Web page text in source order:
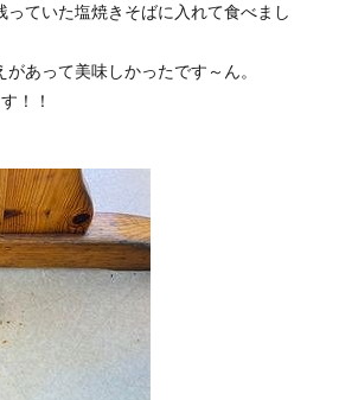
ていた塩焼きそばに入れて食べまし
あって美味しかったです～ん。
！！